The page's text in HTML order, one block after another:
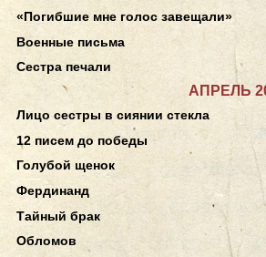
«Погибшие мне голос завещали»
Военные письма
Сестра печали
АПРЕЛЬ
Лицо сестры в сиянии стекла
12 писем до победы
Голубой щенок
Фердинанд
Тайный брак
Обломов